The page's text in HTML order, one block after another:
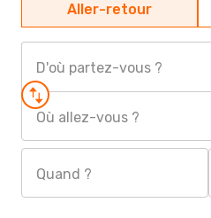
Aller-retour
D'où partez-vous ?
Où allez-vous ?
Quand ?